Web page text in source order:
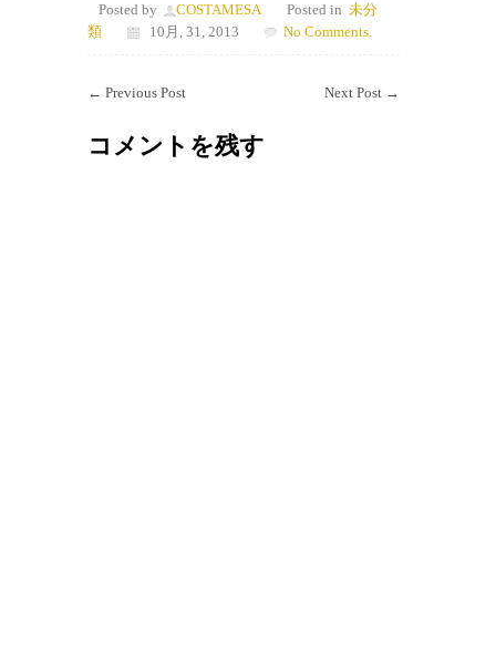
Posted by COSTAMESA Posted in 未分
類
10月, 31, 2013 No Comments.
← Previous Post Next Post →
コメントを残す